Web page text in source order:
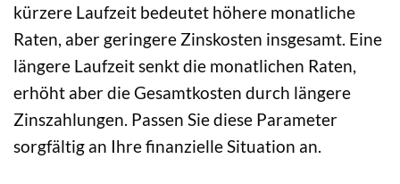
kürzere Laufzeit bedeutet höhere monatliche
Raten, aber geringere Zinskosten insgesamt. Eine
längere Laufzeit senkt die monatlichen Raten,
erhöht aber die Gesamtkosten durch längere
Zinszahlungen. Passen Sie diese Parameter
sorgfältig an Ihre finanzielle Situation an.